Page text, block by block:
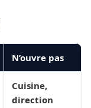
N’ouvre pas
Cuisine,
direction